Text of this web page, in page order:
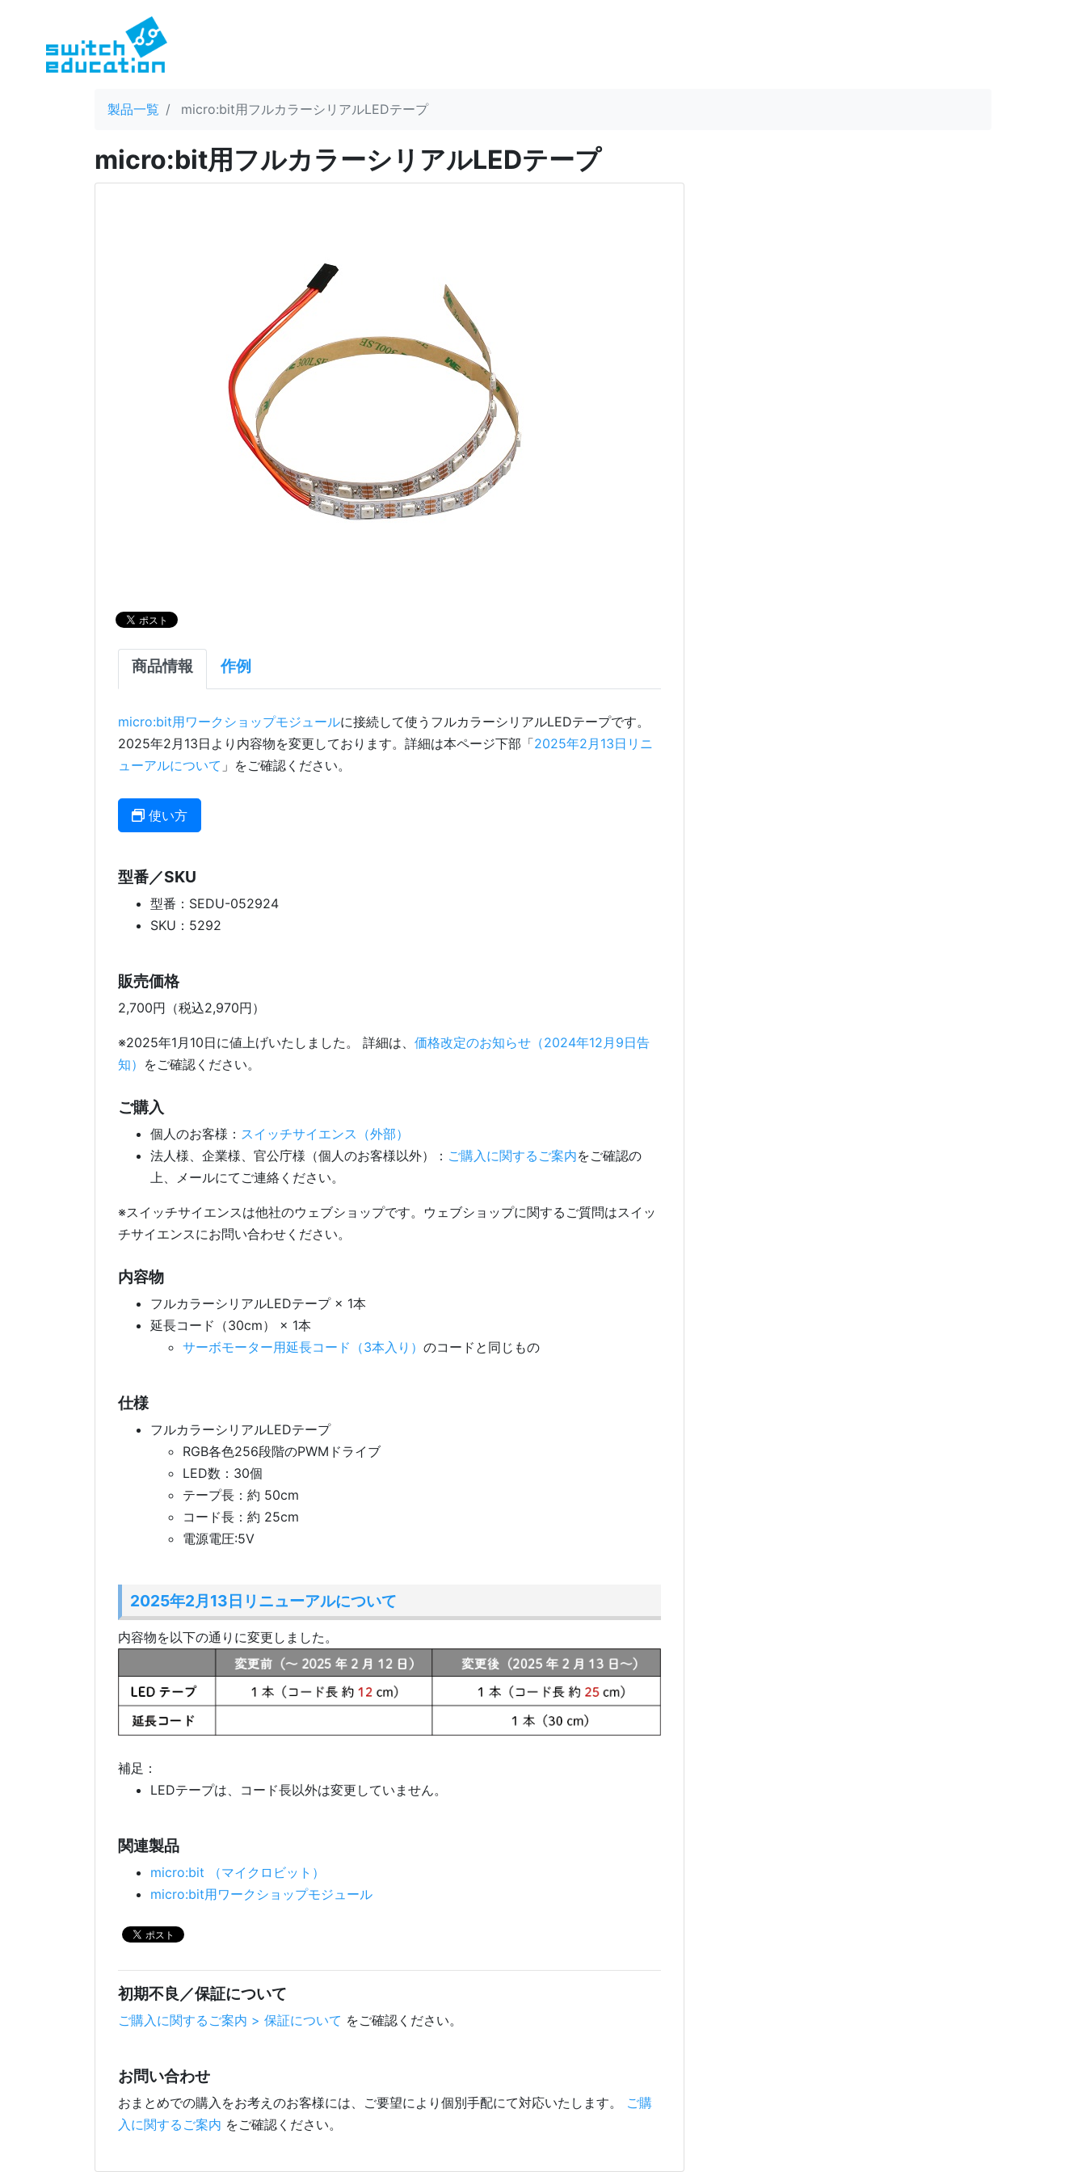
製品一覧 micro:bit用フルカラーシリアルLEDテープ
micro:bit用フルカラーシリアルLEDテープ
商品情報 作例
micro:bit用ワークショップモジュールに接続して使うフルカラーシリアルLEDテープです。
2025年2月13日より内容物を変更しております。詳細は本ページ下部「2025年2月13日リニ
ューアルについて 」をご確認ください。
使い方
型番／SKU
型番：SEDU-052924
SKU：5292
販売価格
2,700円（税込2,970円）
※2025年1月10日に値上げいたしました。 詳細は、 価格改定のお知らせ（2024年12月9日告
知） をご確認ください。
ご購入
個人のお客様： スイッチサイエンス（外部）
法人様、企業様、官公庁様（個人のお客様以外）： ご購入に関するご案内をご確認の
上、メールにてご連絡ください。
※スイッチサイエンスは他社のウェブショップです。ウェブショップに関するご質問はスイッ
チサイエンスにお問い合わせください。
内容物
フルカラーシリアルLEDテープ × 1本
延長コード（30cm） × 1本
サーボモーター用延長コード（3本入り） のコードと同じもの
仕様
フルカラーシリアルLEDテープ
RGB各色256段階のPWMドライブ
LED数：30個
テープ長：約 50cm
コード長：約 25cm
電源電圧:5V
2025年2月13日リニューアルについて
内容物を以下の通りに変更しました。
補足：
LEDテープは、コード長以外は変更していません。
関連製品
micro:bit （マイクロビット）
micro:bit用ワークショップモジュール
初期不良／保証について
ご購入に関するご案内 > 保証について をご確認ください。
お問い合わせ
おまとめでの購入をお考えのお客様には、ご要望により個別手配にて対応いたします。 ご購
入に関するご案内 をご確認ください。